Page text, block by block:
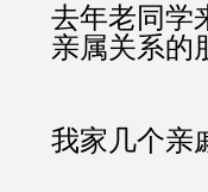
去年老同学
亲属关系的
我家几个亲